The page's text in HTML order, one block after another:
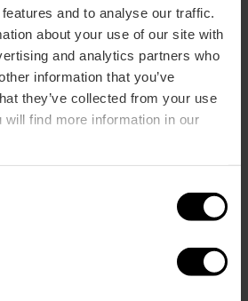
and to analyse our traffic.
about your use of our site with
and analytics partners who
information that you’ve
they’ve collected from your use
find more information in our
08/08/2026 - 08/08/2026
se representa este
verano en València
03/08/2026 - 08/08/2026